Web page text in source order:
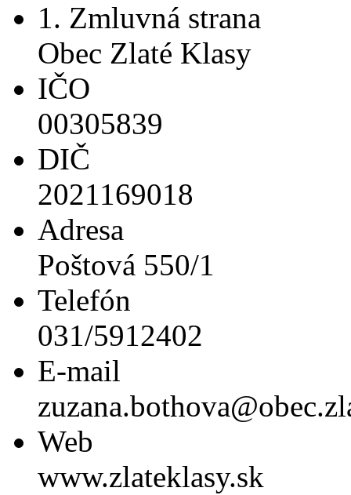
1. Zmluvná strana
Obec Zlaté Klasy
IČO
00305839
DIČ
2021169018
Adresa
Poštová 550/1
Telefón
031/5912402
E-mail
Web
www.zlateklasy.sk